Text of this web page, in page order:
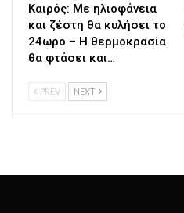
Καιρός: Με ηλιοφάνεια
και ζέστη θα κυλήσει το
24ωρο – Η θερμοκρασία
θα φτάσει και…
PREV NEXT